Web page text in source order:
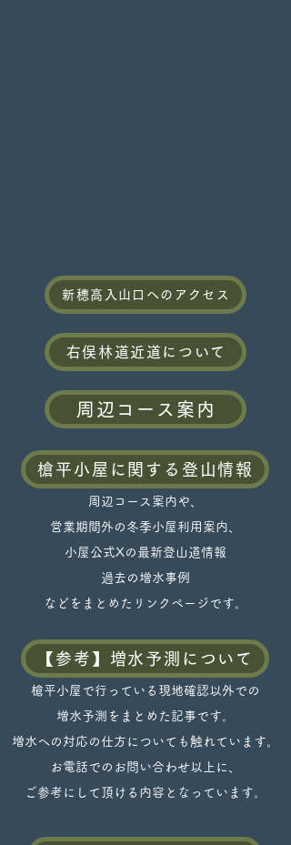
新穂高入山口へのアクセス
右俣林道近道について
周辺コース案内
槍平小屋に関する登山情報
周辺コース案内や、
営業期間外の冬季小屋利用案内、
​小屋公式Xの最新登山道情報
過去の増水事例
などをまとめたリンクページです。
【参考】増水予測について
槍平小屋で行っている現地確認以外での
増水予測をまとめた記事です。
増水への対応の仕方についても触れています。
​お電話でのお問い合わせ以上に、
ご参考にして頂ける内容となっています。